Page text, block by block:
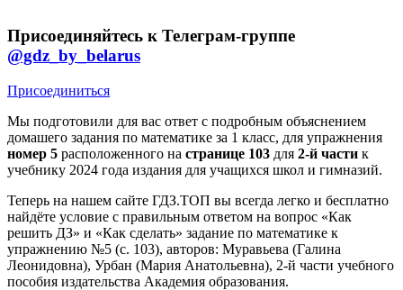
Присоединяйтесь к Телеграм-группе
@gdz_by_belarus
Присоединиться
Мы подготовили для вас ответ c подробным объяснением
домашего задания по математике за 1 класс, для упражнения
номер 5 расположенного на странице 103 для 2-й части к
учебнику 2024 года издания для учащихся школ и гимназий.
Теперь на нашем сайте ГДЗ.ТОП вы всегда легко и бесплатно
найдёте условие с правильным ответом на вопрос «Как
решить ДЗ» и «Как сделать» задание по математике к
упражнению №5 (с. 103), авторов: Муравьева (Галина
Леонидовна), Урбан (Мария Анатольевна), 2-й части учебного
пособия издательства Академия образования.